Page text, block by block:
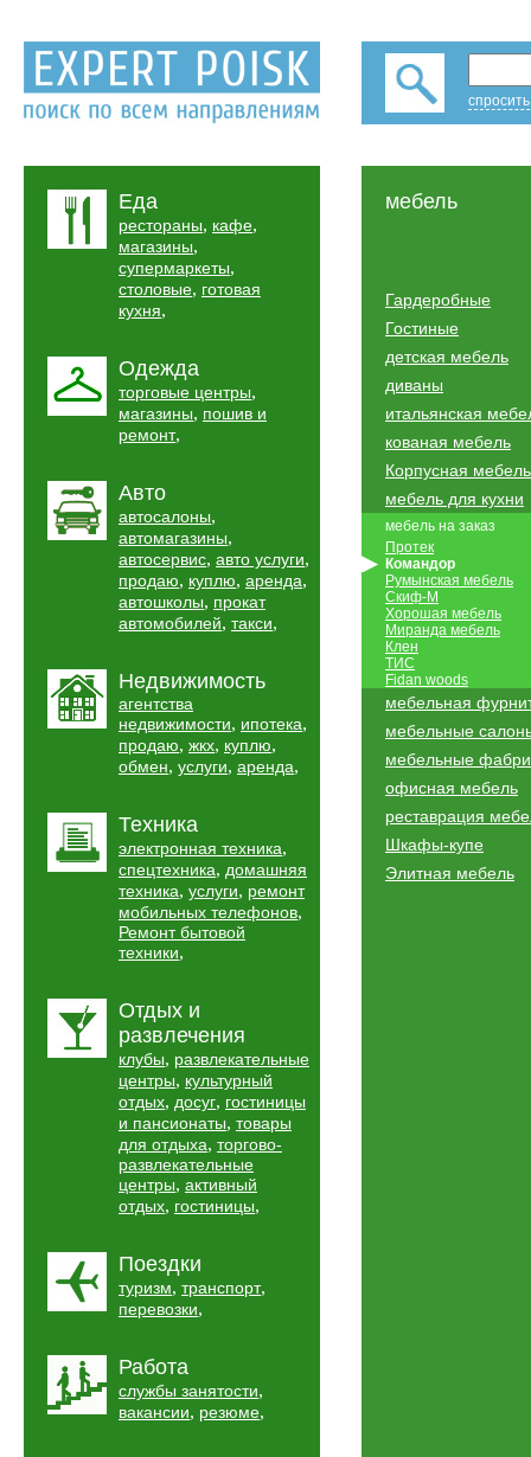
Еда
рестораны, кафе,
магазины,
супермаркеты,
столовые, готовая
кухня,
Одежда
торговые центры,
магазины, пошив и
ремонт,
Авто
автосалоны,
автомагазины,
автосервис, авто услуги,
продаю, куплю, аренда,
автошколы, прокат
автомобилей, такси,
Недвижимость
агентства
недвижимости, ипотека,
продаю, жкх, куплю,
обмен, услуги, аренда,
Техника
электронная техника,
спецтехника, домашняя
техника, услуги, ремонт
мобильных телефонов,
Ремонт бытовой
техники,
Отдых и
развлечения
клубы, развлекательные
центры, культурный
отдых, досуг, гостиницы
и пансионаты, товары
для отдыха, торгово-
развлекательные
центры, активный
отдых, гостиницы,
Поездки
туризм, транспорт,
перевозки,
Работа
службы занятости,
вакансии, резюме,
мебель
Гардеробные
Гостиные
детская мебель
диваны
итальянская
кованая мебель
Корпусная мебель
мебель для кухни
мебель на заказ
Протек
Командор
Румынская мебель
Скиф-М
Хорошая мебель
Миранда мебель
Клен
ТИС
Fidan woods
мебельная
мебельные
мебельные
офисная мебель
реставрация
Шкафы-купе
Элитная мебель